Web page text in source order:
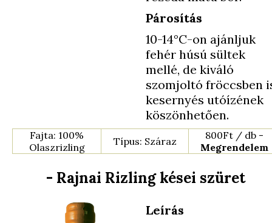
Párosítás
10-14°C-on ajánljuk
fehér húsú sültek
mellé, de kiváló
szomjoltó fröccsben
kesernyés utóízének
köszönhetően.
Fajta: 100%
Olaszrizling
Típus: Száraz
800Ft / db -
Megrendelem
- Rajnai Rizling kései szüret
Leírás